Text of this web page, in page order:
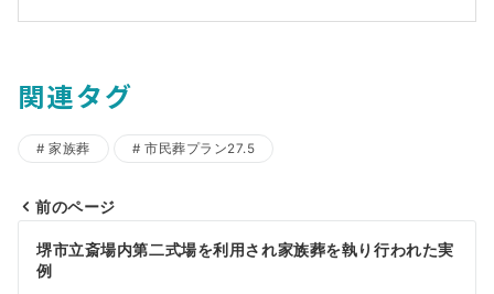
関連タグ
家族葬 市民葬プラン27.5
投
稿
前のページ
堺市立斎場内第二式場を利用され家族葬を執り行われた実
例